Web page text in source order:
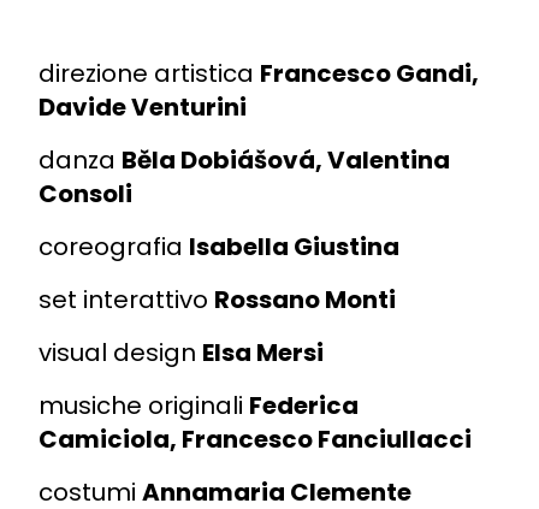
direzione artistica Francesco Gandi,
Davide Venturini
danza Běla Dobiášová, Valentina
Consoli
coreografia Isabella Giustina
set interattivo Rossano Monti
visual design Elsa Mersi
musiche originali Federica
Camiciola, Francesco Fanciullacci
costumi Annamaria Clemente